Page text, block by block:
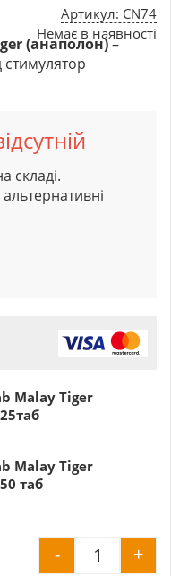
Артикул: CN74
Немає в наявності
(анаполон)–
стимулятор
складі.
Malay Tiger
Malay Tiger
таб
Oxyndrol
- +